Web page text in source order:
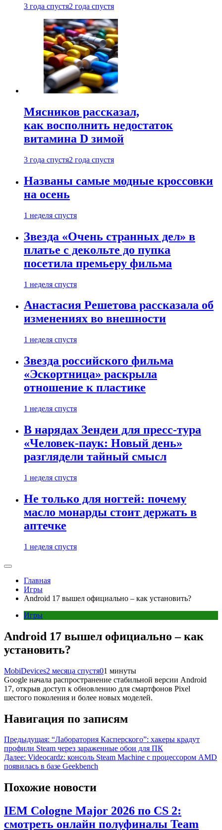
3 года спустя2 года спустя
Мясников рассказал,
как восполнить недостаток
витамина D зимой
3 года спустя2 года спустя
Названы самые модные кроссовки
на осень
1 неделя спустя
Звезда «Очень странных дел» в
платье с декольте до пупка
посетила премьеру фильма
1 неделя спустя
Анастасия Решетова рассказала об
изменениях во внешности
1 неделя спустя
Звезда российского фильма
«Эскортница» раскрыла
отношение к пластике
1 неделя спустя
В нарядах Зендеи для пресс-тура
«Человек-паук: Новый день»
разглядели тайный смысл
1 неделя спустя
Не только для ногтей: почему
масло монарды стоит держать в
аптечке
1 неделя спустя
Главная
Игры
Android 17 вышел официально – как установить?
Игры
Android 17 вышел официально – как
установить?
MobiDevices2 месяца спустя01 минуты
Google начала распространение стабильной версии Android
17, открыв доступ к обновлению для смартфонов Pixel
шестого поколения и более новых моделей.
Навигация по записям
Предыдущая: “Лаборатория Касперского”: хакеры крадут
профили Steam через зараженные обои для ПК
Далее: Videocardz: консоль Steam Machine с процессором AMD
появилась в базе Geekbench
Похожие новости
IEM Cologne Major 2026 по CS 2:
смотреть онлайн полуфиналы Team